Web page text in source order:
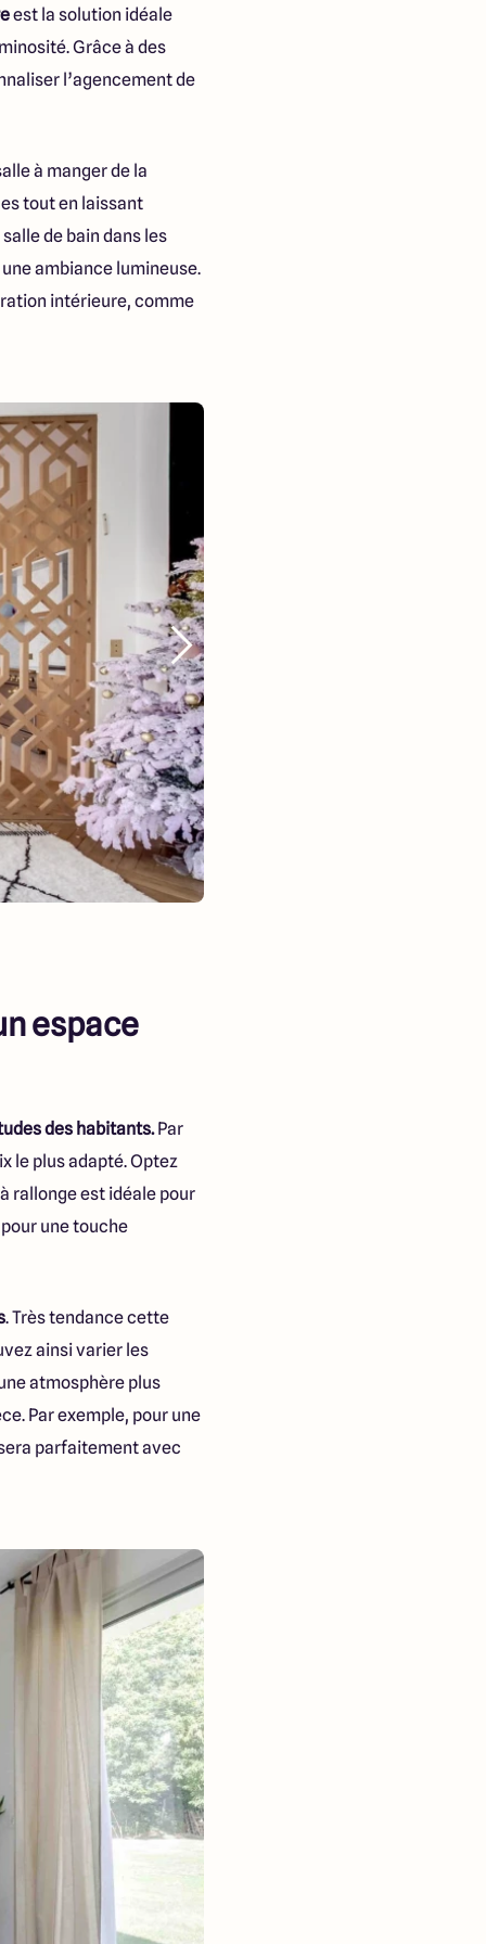
est la solution idéale
Grâce à des
l’agencement de
à manger de la
tout en laissant
de bain dans les
ambiance lumineuse.
intérieure, comme
espace
des habitants.Par
le plus adapté. Optez
rallonge est idéale pour
une touche
. Très tendance cette
ainsi varier les
atmosphère plus
Par exemple, pour une
parfaitement avec